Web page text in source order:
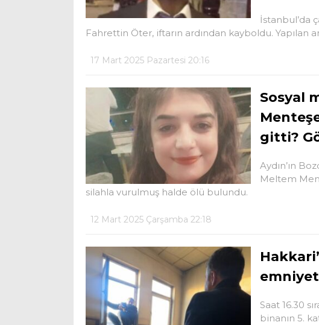
İstanbul’da
Fahrettin Öter, iftarın ardından kayboldu. Yapılan
17 Mart 2025 Pazartesi 20:16
Sosyal
gitti?
Aydın’ın
Meltem
silahla vurulmuş halde ölü bulundu.
12 Mart 2025 Çarşamba 22:18
Saat 16.30
binanın 5.